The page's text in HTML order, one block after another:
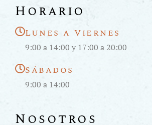
Horario
Lunes a Viernes
9:00 a 14:00 y 17:00 a 20:00
Sábados
9:00 a 14:00
Nosotros